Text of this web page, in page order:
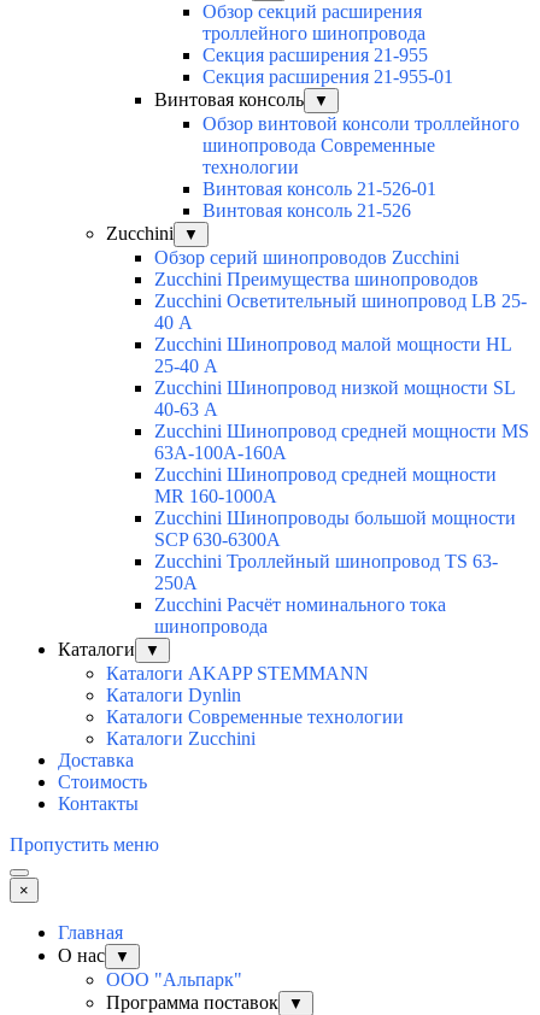
Обзор секций расширения
троллейного шинопровода
Секция расширения 21-955
Секция расширения 21-955-01
Винтовая консоль
▼
Обзор винтовой консоли троллейного
шинопровода Современные
технологии
Винтовая консоль 21-526-01
Винтовая консоль 21-526
Zucchini
▼
Обзор серий шинопроводов Zucchini
Zucchini Преимущества шинопроводов
Zucchini Осветительный шинопровод LB 25-
40 А
Zucchini Шинопровод малой мощности HL
25-40 А
Zucchini Шинопровод низкой мощности SL
40-63 А
Zucchini Шинопровод средней мощности MS
63A-100A-160A
Zucchini Шинопровод средней мощности
MR 160-1000А
Zucchini Шинопроводы большой мощности
SCP 630-6300А
Zucchini Троллейный шинопровод TS 63-
250A
Zucchini Расчёт номинального тока
шинопровода
Каталоги
▼
Каталоги AKAPP STEMMANN
Каталоги Dynlin
Каталоги Современные технологии
Каталоги Zucchini
Доставка
Стоимость
Контакты
Пропустить меню
×
Главная
О нас
▼
ООО "Альпарк"
Программа поставок
▼